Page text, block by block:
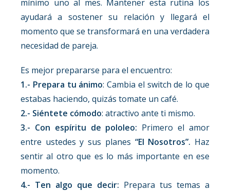
mínimo uno al mes. Mantener esta rutina los
ayudará a sostener su relación y llegará el
momento que se transformará en una verdadera
necesidad de pareja.
Es mejor prepararse para el encuentro:
1.- Prepara tu ánimo: Cambia el switch de lo que
estabas haciendo, quizás tomate un café.
2.- Siéntete cómodo: atractivo ante ti mismo.
3.- Con espíritu de pololeo: Primero el amor
entre ustedes y sus planes “El Nosotros”. Haz
sentir al otro que es lo más importante en ese
momento.
4.- Ten algo que decir: Prepara tus temas a